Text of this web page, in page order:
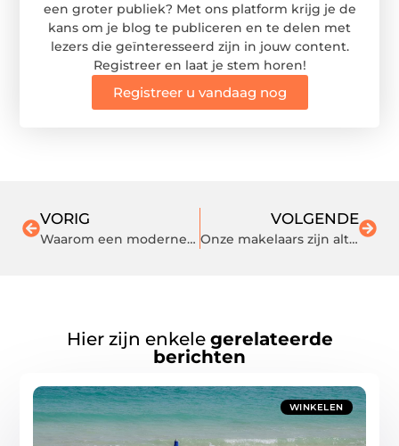
een groter publiek? Met ons platform krijg je de
kans om je blog te publiceren en te delen met
lezers die geïnteresseerd zijn in jouw content.
Registreer en laat je stem horen!
Registreer u vandaag nog
VORIG
Waarom een moderne overkapping in Rijssen de perfecte aanvulling is voor je tuin
VOLGENDE
Onze makelaars zijn altijd op de hoogte van de meest winstgevende aanbiedingen
Hier zijn enkele gerelateerde
berichten
WINKELEN